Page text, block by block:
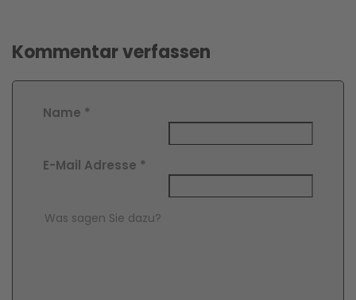
Kommentar verfassen
Name *
E-Mail Adresse *
Comment Text*